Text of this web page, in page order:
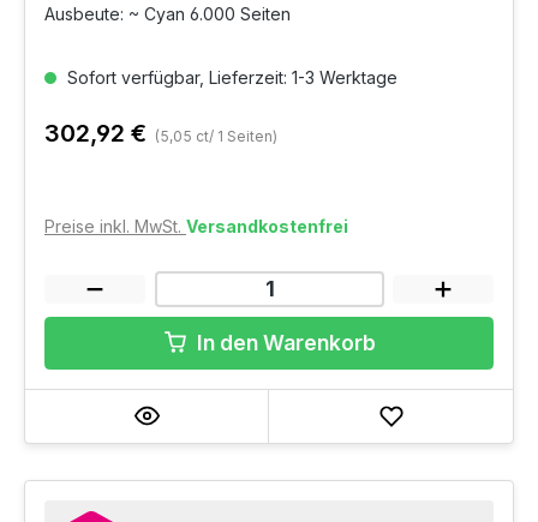
Ausbeute: ~ Cyan 6.000 Seiten
Sofort verfügbar, Lieferzeit: 1-3 Werktage
302,92 € (5,05 ct/ 1 Seiten)
Preise inkl. MwSt. Versandkostenfrei
In den Warenkorb